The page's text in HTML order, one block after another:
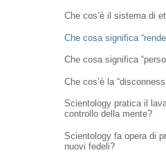
Che cos’è il sistema di
Che cosa significa
Che cosa significa
Che cos’è la
Scientology pratica il
controllo della mente?
Scientology fa opera di
nuovi fedeli?